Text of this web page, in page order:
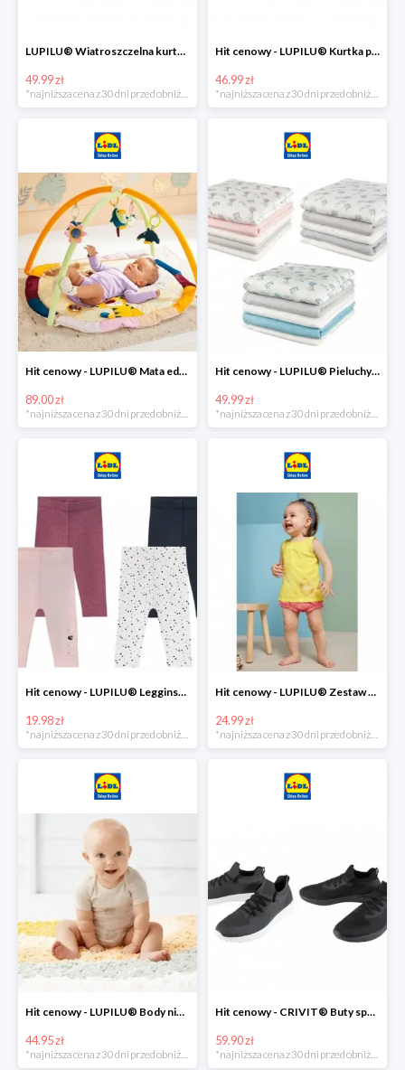
LUPILU® Wiatroszczelna kurtka dziecięca softshell, 1 sztuka
49.99 zł
Hit cenowy - LUPILU® Kurtka przeciwdeszczowa dziewczęca, 1 sztuka
46.99 zł
Hit cenowy - LUPILU® Mata edukacyjna dla niemowląt, 1 sztuka
89.00 zł
*najniższa cena z 30 dni przed obniżką
Hit cenowy - LUPILU® Pieluchy tetrowe 80x80 cm, z biobawełny, 5 sztuk
49.99 zł
*najniższa cena z 30 dni przed obniżką
Hit cenowy - LUPILU® Legginsy niemowlęce z biobawełną, 2 pary
19.98 zł
Hit cenowy - LUPILU® Zestaw dziecięcy z biobawełny (body + koszulka + spodenki), 1 komplet
24.99 zł
Hit cenowy - LUPILU® Body niemowlęce z biobawełny, z krótkim rękawem, 5 sztuk
44.95 zł
*najniższa cena z 30 dni przed obniżką
Hit cenowy - CRIVIT® Buty sportowe chłopięce WellWalk, 1 para
59.90 zł
*najniższa cena z 30 dni przed obniżką